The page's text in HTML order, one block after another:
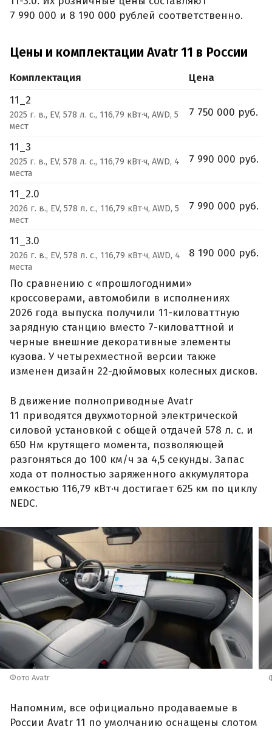
7 990 000 и 8 190 000 рублей соответственно.
Цены и комплектации Avatr 11 в России
Комплектация
Цена
11_2
2025 г. в., EV, 578 л. с., 116,79 кВт·ч, AWD, 5
мест
7 750 000 руб.
11_3
2025 г. в., EV, 578 л. с., 116,79 кВт·ч, AWD, 4
места
7 990 000 руб.
11_2.0
2026 г. в., EV, 578 л. с., 116,79 кВт·ч, AWD, 5
мест
7 990 000 руб.
11_3.0
2026 г. в., EV, 578 л. с., 116,79 кВт·ч, AWD, 4
места
8 190 000 руб.
По сравнению с «прошлогодними»
кроссоверами, автомобили в исполнениях
2026 года выпуска получили 11-киловаттную
зарядную станцию вместо 7-киловаттной и
черные внешние декоративные элементы
кузова. У четырехместной версии также
изменен дизайн 22-дюймовых колесных дисков.
В движение полноприводные Avatr
11 приводятся двухмоторной электрической
силовой установкой с общей отдачей 578 л. с. и
650 Нм крутящего момента, позволяющей
разгоняться до 100 км/ч за 4,5 секунды. Запас
хода от полностью заряженного аккумулятора
емкостью 116,79 кВт·ч достигает 625 км по циклу
NEDC.
Фото Avatr
Напомним, все официально продаваемые в
России Avatr 11 по умолчанию оснащены слотом